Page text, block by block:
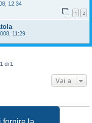
12:34
1 2
11:29
1 di 1
Vai a